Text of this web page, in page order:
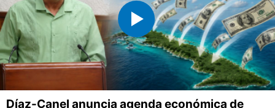
Díaz-Canel anuncia agenda económica de